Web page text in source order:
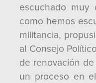
escuchado muy
como hemos
militancia,
al Consejo
de renovación
un proceso en